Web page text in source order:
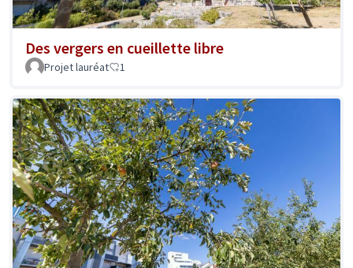
Des vergers en cueillette libre
Projet lauréat 1